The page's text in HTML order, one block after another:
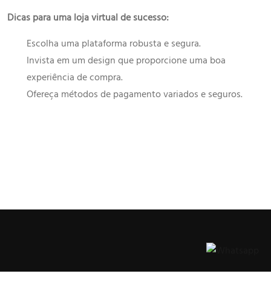
Dicas para uma loja virtual de sucesso:
Escolha uma plataforma robusta e segura.
Invista em um design que proporcione uma boa
experiência de compra.
Ofereça métodos de pagamento variados e seguros.